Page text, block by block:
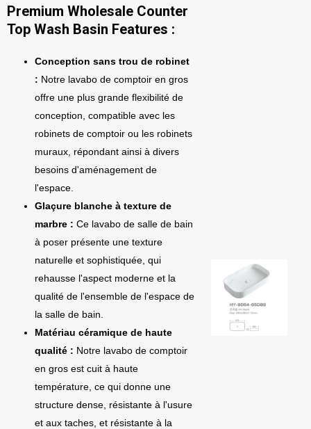
Premium Wholesale Counter
Top Wash Basin Features :
Conception sans trou de robinet
: Notre lavabo de comptoir en gros
offre une plus grande flexibilité de
conception, compatible avec les
robinets de comptoir ou les robinets
muraux, répondant ainsi à divers
besoins d'aménagement de
l'espace.
Glaçure blanche à texture de
marbre : Ce lavabo de salle de bain
à poser présente une texture
naturelle et sophistiquée, qui
rehausse l'aspect moderne et la
qualité de l'ensemble de l'espace de
la salle de bain.
Matériau céramique de haute
qualité : Notre lavabo de comptoir
en gros est cuit à haute
température, ce qui donne une
structure dense, résistante à l'usure
et aux taches, et résistante à la